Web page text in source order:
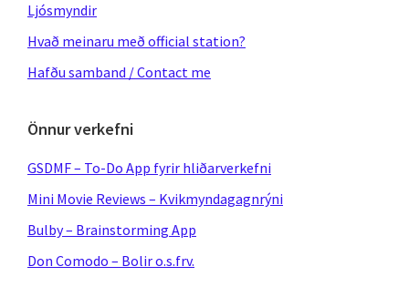
Ljósmyndir
Hvað meinaru með official station?
Hafðu samband / Contact me
Önnur verkefni
GSDMF – To-Do App fyrir hliðarverkefni
Mini Movie Reviews – Kvikmyndagagnrýni
Bulby – Brainstorming App
Don Comodo – Bolir o.s.frv.